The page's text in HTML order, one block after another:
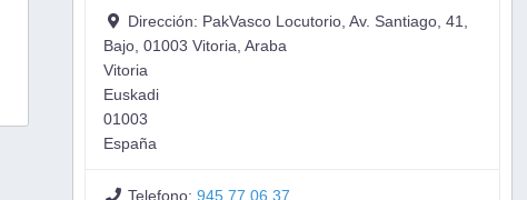
Dirección: PakVasco Locutorio, Av. Santiago, 41,
Bajo, 01003 Vitoria, Araba
Vitoria
Euskadi
01003
España
Telefono: 945 77 06 37